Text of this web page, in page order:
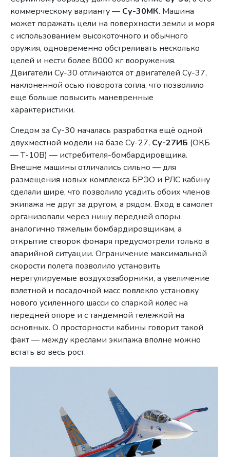
коммерческому варианту — Су-30МК. Машина
может поражать цели на поверхности земли и моря
с использованием высокоточного и обычного
оружия, одновременно обстреливать несколько
целей и нести более 8000 кг вооружения.
Двигатели Су-30 отличаются от двигателей Су-37,
наклоненной осью поворота сопла, что позволило
еще больше повысить маневренные
характеристики.
Следом за Су-30 началась разработка ещё одной
двухместной модели на базе Су-27, Су-27ИБ (ОКБ
— Т-10В) — истребителя-бомбардировщика.
Внешне машины отличались сильно — для
размещения новых комплекса БРЭО и РЛС кабину
сделали шире, что позволило усадить обоих членов
экипажа не друг за другом, а рядом. Вход в самолет
организовали через нишу передней опоры
аналогично тяжелым бомбардировщикам, а
открытие створок фонаря предусмотрели только в
аварийной ситуации. Ограничение максимальной
скорости полета позволило установить
нерегулируемые воздухозаборники, а увеличение
взлетной и посадочной масс повлекло установку
нового усиленного шасси со спаркой колес на
передней опоре и с тандемной тележкой на
основных. О просторности кабины говорит такой
факт — между креслами экипажа вполне можно
встать во весь рост.